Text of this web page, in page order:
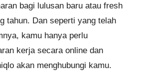
bagi lulusan baru atau fresh
tahun. Dan seperti yang telah
kamu hanya perlu
kerja secara online dan
akan menghubungi kamu.